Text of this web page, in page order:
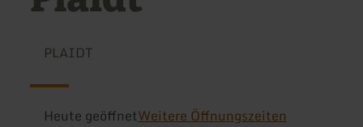
PLAIDT
Heute geöffnetWeitere Öffnungszeiten